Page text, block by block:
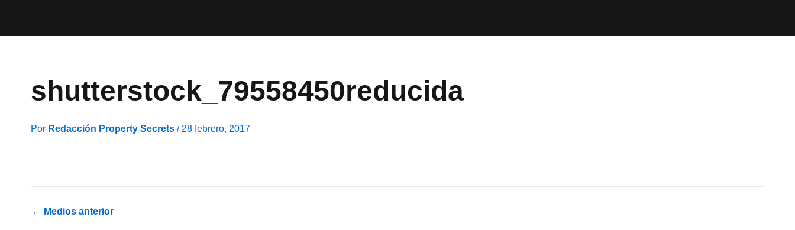
shutterstock_79558450reducida
Por Redacción Property Secrets / 28 febrero, 2017
← Medios anterior